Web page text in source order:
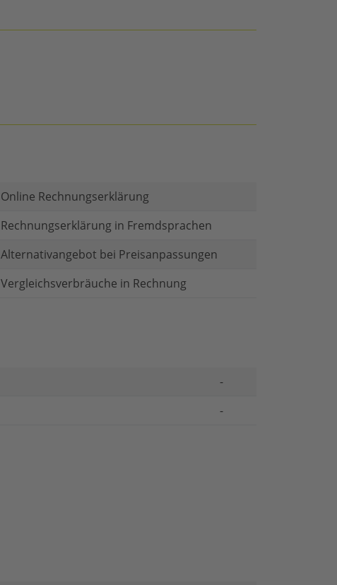
Online Rechnungserklärung
Rechnungserklärung in Fremdsprachen
Alternativangebot bei Preisanpassungen
Vergleichsverbräuche in Rechnung
-
-